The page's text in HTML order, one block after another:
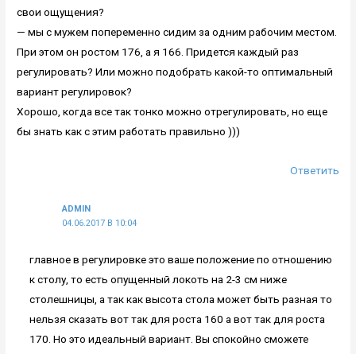
свои ощущения?
— мы с мужем попеременно сидим за одним рабочим местом.
При этом он ростом 176, а я 166. Придется каждый раз
регулировать? Или можно подобрать какой-то оптимальный
вариант регулировок?
Хорошо, когда все так тонко можно отрегулировать, но еще
бы знать как с этим работать правильно )))
Ответить
ADMIN
04.06.2017 В 10:04
главное в регулировке это ваше положение по отношению
к столу, то есть опущенный локоть на 2-3 см ниже
столешницы, а так как высота стола может быть разная то
нельзя сказать вот так для роста 160 а вот так для роста
170. Но это идеальный вариант. Вы спокойно сможете